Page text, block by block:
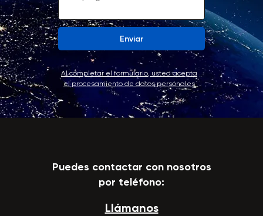
Enviar
Al completar el formulario, usted acepta
el procesamiento de datos personales
Llámanos
Puedes contactar con nosotros
por teléfono: